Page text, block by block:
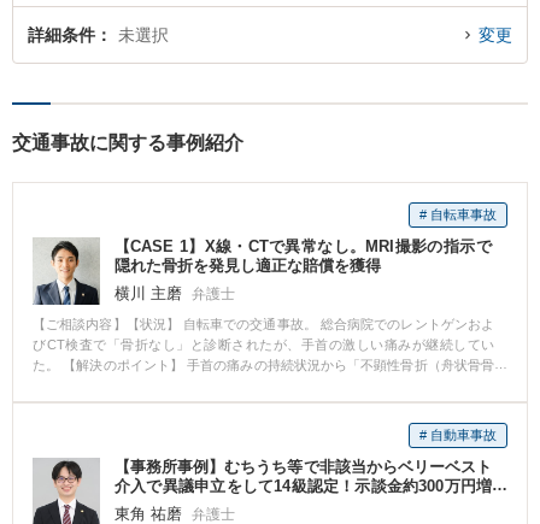
詳細条件 未選択 変更
交通事故に関する事例紹介
# 自転車事故
【CASE 1】X線・CTで異常なし。MRI撮影の指示で
隠れた骨折を発見し適正な賠償を獲得
横川 主磨 弁護士
【ご相談内容】【状況】 自転車での交通事故。 総合病院でのレントゲンおよ
びCT検査で「骨折なし」と診断されたが、手首の激しい痛みが継続してい
た。 【解決のポイント】 手首の痛みの持続状況から「不顕性骨折（舟状骨骨
示・手配しました。結果、画像から骨折の所見（骨髄浮腫等）が明確に見つ
かりました。この所見をもとに後遺障害認定を獲得し、最終的な賠償額の大
幅な増額に成功しました。 大きな病院でも、検査手法によっては見落としが
発生します。「痛むのには理由がある」という前提のもと、法的な知識だけ
でなく医学的な見地から必要な検査を的確にアドバイスできたことが、状況
を覆す鍵となりました。
# 自動車事故
【事務所事例】むちうち等で非該当からベリーベスト
介入で異議申立をして14級認定！示談金約300万円増
額！
東角 祐磨 弁護士